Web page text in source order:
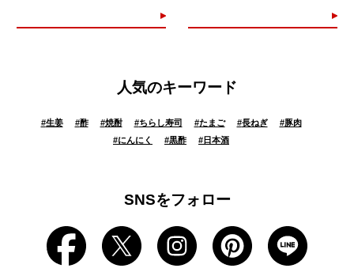
人気のキーワード
#生姜 #酢 #焼酎 #ちらし寿司 #たまご #長ねぎ #豚肉
#にんにく #黒酢 #日本酒
SNSをフォロー